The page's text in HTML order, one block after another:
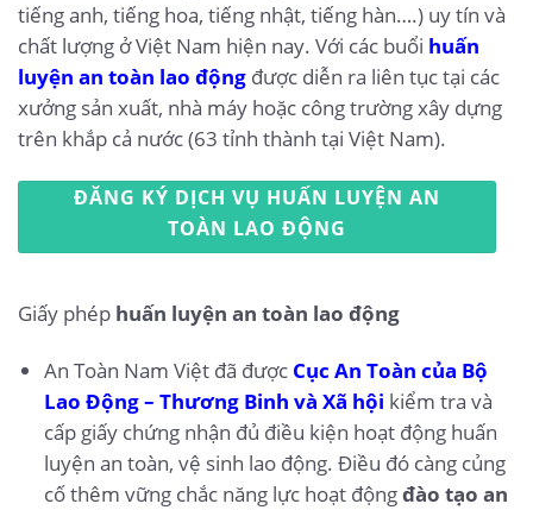
tiếng anh, tiếng hoa, tiếng nhật, tiếng hàn….) uy tín và
chất lượng ở Việt Nam hiện nay. Với các buổi huấn
luyện an toàn lao động được diễn ra liên tục tại các
xưởng sản xuất, nhà máy hoặc công trường xây dựng
trên khắp cả nước (63 tỉnh thành tại Việt Nam).
ĐĂNG KÝ DỊCH VỤ HUẤN LUYỆN AN
TOÀN LAO ĐỘNG
Giấy phép huấn luyện an toàn lao động
An Toàn Nam Việt đã được Cục An Toàn của Bộ
Lao Động – Thương Binh và Xã hội kiểm tra và
cấp giấy chứng nhận đủ điều kiện hoạt động huấn
luyện an toàn, vệ sinh lao động. Điều đó càng củng
cố thêm vững chắc năng lực hoạt độngđào tạo an